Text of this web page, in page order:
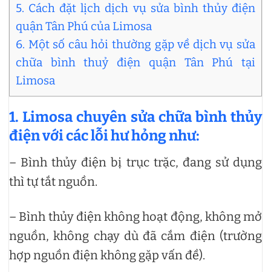
5. Cách đặt lịch dịch vụ sửa bình thủy điện
quận Tân Phú của Limosa
6. Một số câu hỏi thường gặp về dịch vụ sửa
chữa bình thuỷ điện quận Tân Phú tại
Limosa
1. Limosa chuyên sửa chữa bình thủy
điện với các lỗi hư hỏng như:
– Bình thủy điện bị trục trặc, đang sử dụng
thì tự tắt nguồn.
– Bình thủy điện không hoạt động, không mở
nguồn, không chạy dù đã cắm điện (trường
hợp nguồn điện không gặp vấn đề).